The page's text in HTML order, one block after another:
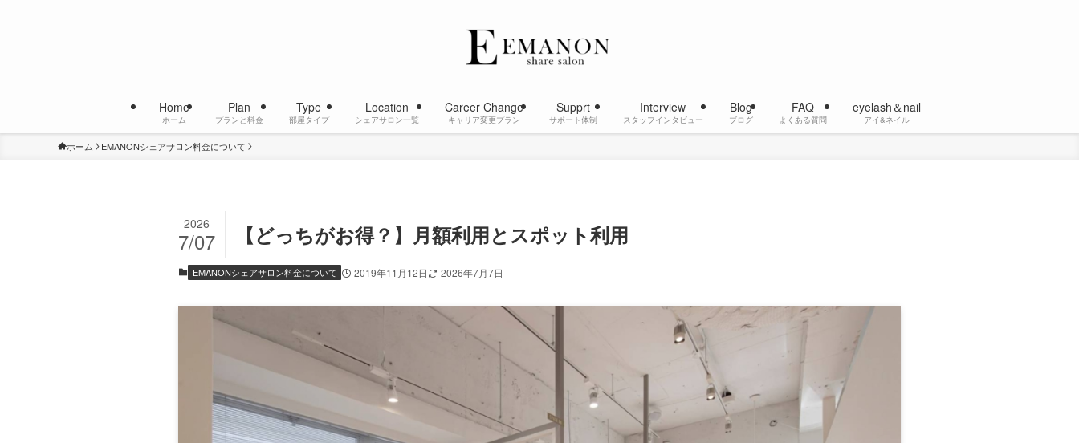
Home
ホーム
Plan
プランと料金
Type
部屋タイプ
Location
シェアサロン一覧
Career Change
キャリア変更プラン
Supprt
サポート体制
Interview
スタッフインタビュー
Blog
ブログ
FAQ
よくある質問
eyelash＆nail
アイ&ネイル
ホーム EMANONシェアサロン料金について
【どっちがお得？】月額利用とスポット利用
2026
7/07
EMANONシェアサロン料金について 2019年11月12日 2026年7月7日